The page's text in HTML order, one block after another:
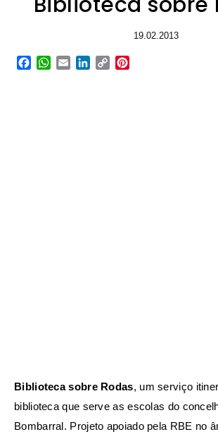
19.02.2013
Facebook
WhatsApp
EmailLinkedIn
Copy
Biblioteca sobre Rodas, um serviço
biblioteca que serve as escolas do
Bombarral. Projeto apoiado pela RBE no